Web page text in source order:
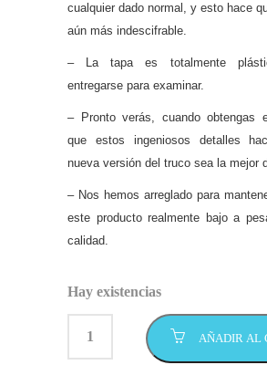
cualquier dado normal, y esto hace
aún más indescifrable.
– La tapa es totalmente
entregarse para examinar.
– Pronto verás, cuando obtengas
que estos ingeniosos detalles
nueva versión del truco sea la mejor
– Nos hemos arreglado para
este producto realmente bajo a
calidad.
Hay existencias
AÑADIR AL